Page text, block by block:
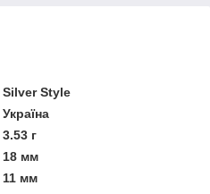
Silver Style
Україна
3.53 г
18 мм
11 мм